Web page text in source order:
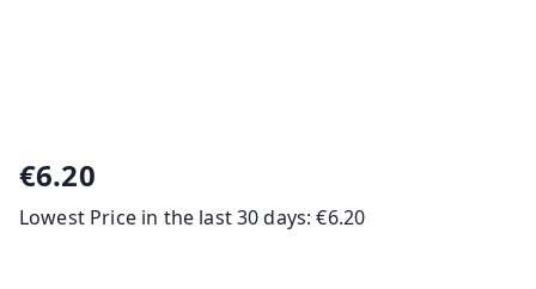
€6.20
Lowest Price in the last 30 days:€6.20